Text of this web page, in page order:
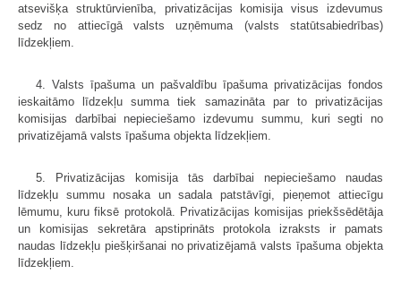
atsevišķa struktūrvienība, privatizācijas komisija visus izdevumus
sedz no attiecīgā valsts uzņēmuma (valsts statūtsabiedrības)
līdzekļiem.
4. Valsts īpašuma un pašvaldību īpašuma privatizācijas fondos
ieskaitāmo līdzekļu summa tiek samazināta par to privatizācijas
komisijas darbībai nepieciešamo izdevumu summu, kuri segti no
privatizējamā valsts īpašuma objekta līdzekļiem.
5. Privatizācijas komisija tās darbībai nepieciešamo naudas
līdzekļu summu nosaka un sadala patstāvīgi, pieņemot attiecīgu
lēmumu, kuru fiksē protokolā. Privatizācijas komisijas priekšsēdētāja
un komisijas sekretāra apstiprināts protokola izraksts ir pamats
naudas līdzekļu piešķiršanai no privatizējamā valsts īpašuma objekta
līdzekļiem.